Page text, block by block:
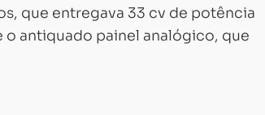
que entregava 33 cv de potência
o antiquado painel analógico, que